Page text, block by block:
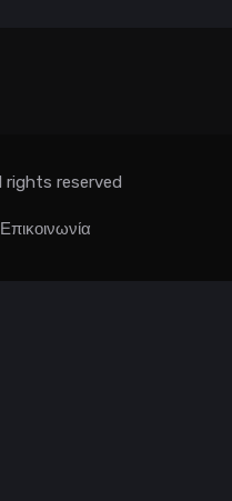
reserved
Επικοινωνία